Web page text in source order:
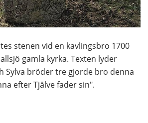
stenen vid en kavlingsbro 1700
gamla kyrka. Texten lyder
Sylva bröder tre gjorde bro denna
efter Tjälve fader sin".